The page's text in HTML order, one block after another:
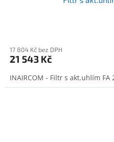
17 804 Kč bez DPH
21 543 Kč
INAIRCOM - Filtr s akt.uhlím